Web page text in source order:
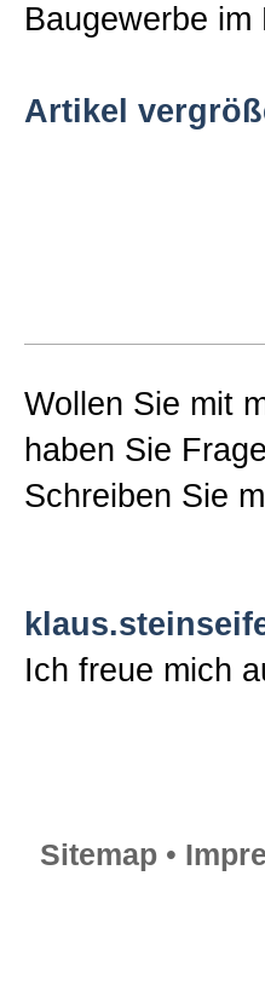
Kontakt
Newsletter
Sitemap
Baugewerbe im
Artikel
Wollen Sie mit
haben Sie
Schreiben Sie
Ich freue mich
Sitemap •